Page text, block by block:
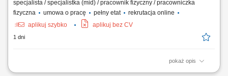
specjalista / specjalistka (mid) / pracownik fizyczny / pracowniczka
fizyczna
umowa o pracę pełny etat
rekrutacja online
aplikuj szybko
aplikuj bez CV
1 dni
pokaż opis
Opis stanowiska: montaż i konfiguracja serwerów zgodnie z